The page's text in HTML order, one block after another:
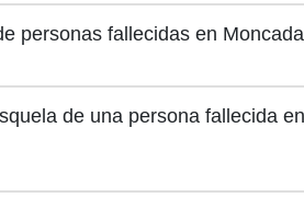
personas fallecidas en
de una persona fallecida